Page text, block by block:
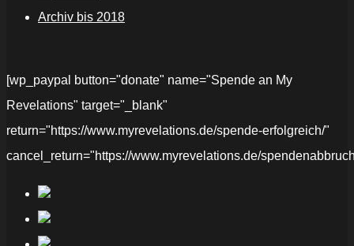
Archiv bis 2018
[wp_paypal button="donate" name="Spende an My
Revelations" target="_blank"
return="https://www.myrevelations.de/spende-erfolgreich/"
cancel_return="https://www.myrevelations.de/